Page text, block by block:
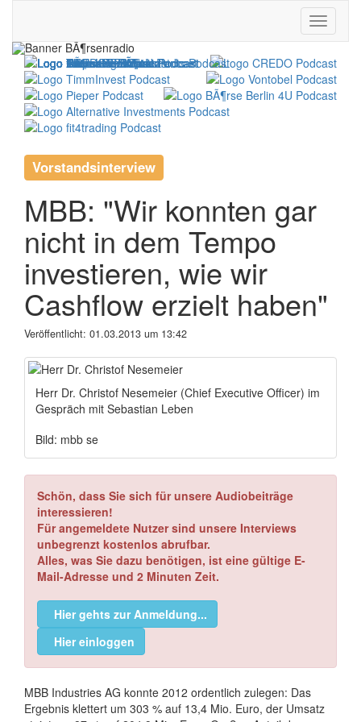
Vorstandsinterview
MBB: "Wir konnten gar
nicht in dem Tempo
investieren, wie wir
Cashflow erzielt haben"
Veröffentlicht: 01.03.2013 um 13:42
Herr Dr. Christof Nesemeier (Chief Executive Officer) im
Gespräch mit Sebastian Leben
Bild: mbb se
Schön, dass Sie sich für unsere Audiobeiträge
interessieren!
Für angemeldete Nutzer sind unsere Interviews
unbegrenzt kostenlos abrufbar.
Alles, was Sie dazu benötigen, ist eine gültige E-
Mail-Adresse und 2 Minuten Zeit.
Hier gehts zur Anmeldung...
Hier einloggen
MBB Industries AG konnte 2012 ordentlich zulegen: Das
Ergebnis klettert um 303 % auf 13,4 Mio. Euro, der Umsatz